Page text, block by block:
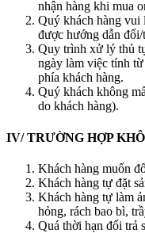
nhận hàng khi mua
Quý khách hàng vui
được hướng dẫn đổi/
Quy trình xử lý thủ
ngày làm việc tính
phía khách hàng.
Quý khách không
do khách hàng).
IV/ TRƯỜNG HỢP
Khách hàng muốn
Khách hàng tự đặt
Khách hàng tự làm
hỏng, rách bao bì,
Quá thời hạn đổi trả